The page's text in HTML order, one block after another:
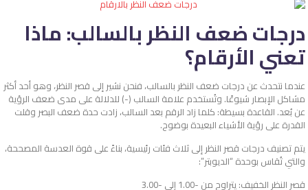
درجات ضعف النظر بالسالب: ماذا
تعني الأرقام؟
عندما نتحدث عن درجات ضعف النظر بالسالب، فنحن نشير إلى قصر النظر، وهو أحد أكثر
مشاكل الإبصار شيوعًا. وتُستخدم علامة السالب (-) للدلالة على مدى ضعف الرؤية
عن بُعد. القاعدة بسيطة: كلما زاد الرقم بعد السالب، زادت حدة ضعف البصر وقلت
القدرة على رؤية الأشياء البعيدة بوضوح.
يتم تصنيف درجات قصر النظر إلى ثلاث فئات رئيسية، بناءً على قوة العدسة المصححة،
والتي تُقاس بوحدة “الديوبتر”:
قصر النظر الخفيف: يتراوح من -1.00 إلى -3.00